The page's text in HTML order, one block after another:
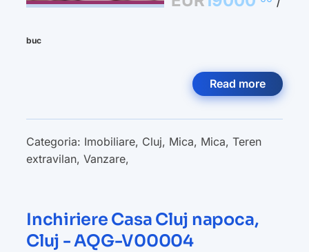
/
buc
Read more
Categoria: Imobiliare, Cluj, Mica, Mica, Teren
extravilan, Vanzare,
Inchiriere Casa Cluj napoca,
Cluj - AQG-V00004